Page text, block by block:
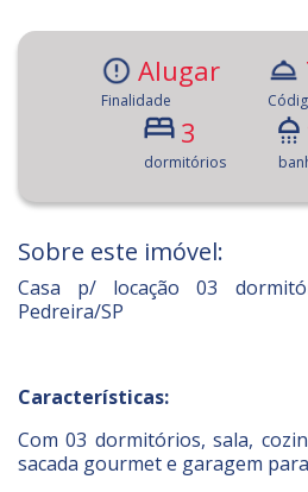
Alugar
Finalidade
3
dormitórios
Sobre este imóvel:
Casa p/ locação 03
Pedreira/SP
Características:
Com 03 dormitórios, sala,
sacada gourmet e garagem